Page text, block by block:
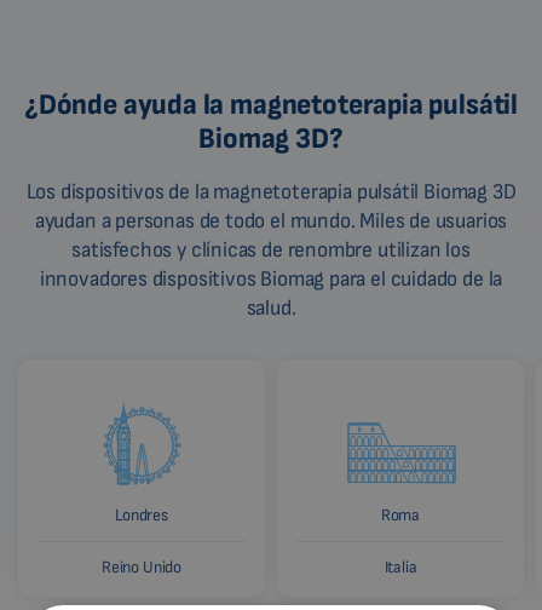
¿Dónde ayuda la magnetoterapia pulsátil
Biomag 3D?
Los dispositivos de la magnetoterapia pulsátil Biomag 3D
ayudan a personas de todo el mundo. Miles de usuarios
satisfechos y clínicas de renombre utilizan los
innovadores dispositivos Biomag para el cuidado de la
salud.
Londres
Reino Unido
Roma
Italia